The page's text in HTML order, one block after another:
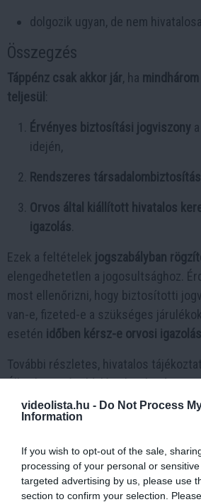
videolista.hu - Do Not Process
Information
If you wish to opt-out of the sale,
processing of your personal or
targeted advertising by us, please use
section to confirm your selection.
dolgozik ugyan, de nem
Összegzés
Táppénz csak akkor jár, ha
teljesül
Érvényes biztosítási jogviszony
idején,
Rendszeres
Orvos által kiállított hivatalos
igazolás
Ezek a feltételek jogszabályban
elengedhetetlen a jogosultsághoz.
most ellenőrizni, hogy biztosítotti
van-e, fizeted-e a szükséges
esetén időben kérsz-e orvosi
További részletes, hivatalos
Államkincstár oldalán olvasható:
https://allamkincstar.gov.hu
5 h 51 min